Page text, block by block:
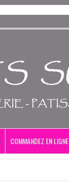
COMMANDEZ EN LIGNE